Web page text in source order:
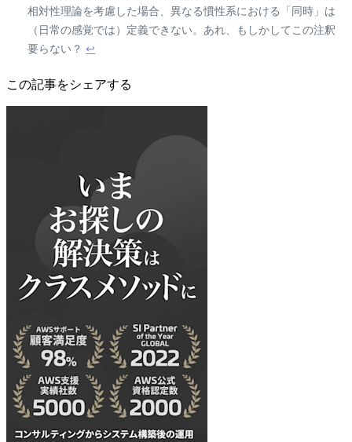
相対性理論を考慮した場合、異なる慣性系における「同時」は
（日常の感覚では）定義できない。あれ、もしかしてこの注釈
要らない？↩
この記事をシェアする